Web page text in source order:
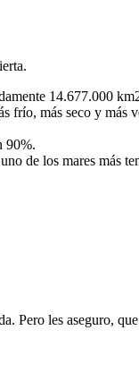
14.677.000
frío, más seco y
90%.
de los mares más
Pero les aseguro,